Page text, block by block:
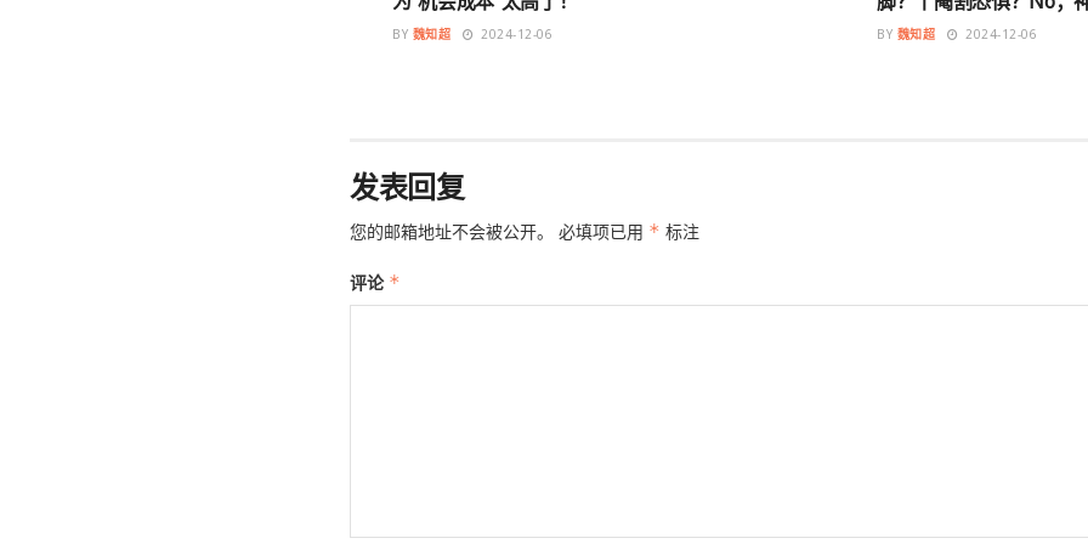
BY 魏知超 2024-12-06 BY 魏知超 2024-12-06
发表回复
您的邮箱地址不会被公开。 必填项已用 * 标注
评论 *